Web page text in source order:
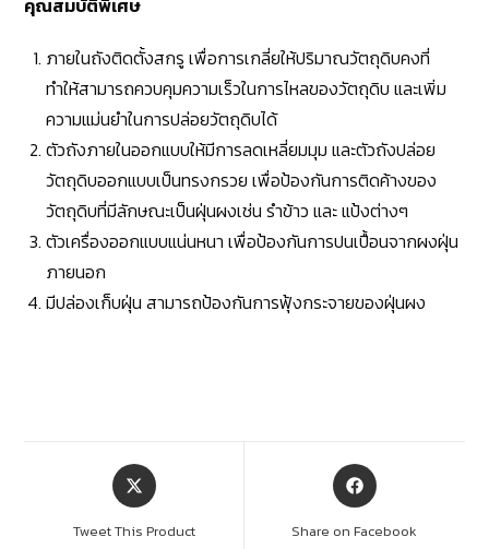
คุณสมบัติพิเศษ
ภายในถังติดตั้งสกรู เพื่อการเกลี่ยให้ปริมาณวัตถุดิบคงที่
ทำให้สามารถควบคุมความเร็วในการไหลของวัตถุดิบ และเพิ่ม
ความแม่นยำในการปล่อยวัตถุดิบได้
ตัวถังภายในออกแบบให้มีการลดเหลี่ยมมุม และตัวถังปล่อย
วัตถุดิบออกแบบเป็นทรงกรวย เพื่อป้องกันการติดค้างของ
วัตถุดิบที่มีลักษณะเป็นฝุ่นผงเช่น รำข้าว และ แป้งต่างๆ
ตัวเครื่องออกแบบแน่นหนา เพื่อป้องกันการปนเปื้อนจากผงฝุ่น
ภายนอก
มีปล่องเก็บฝุ่น สามารถป้องกันการฟุ้งกระจายของฝุ่นผง
Tweet This Product Share on Facebook